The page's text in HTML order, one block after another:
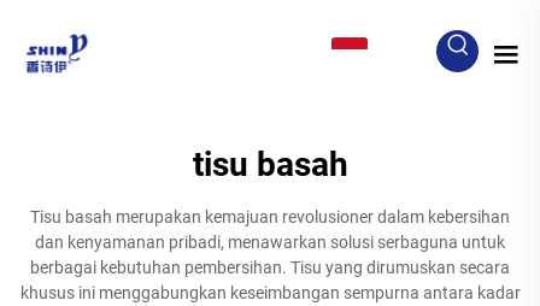
tisu basah
Tisu basah merupakan kemajuan revolusioner dalam kebersihan
dan kenyamanan pribadi, menawarkan solusi serbaguna untuk
berbagai kebutuhan pembersihan. Tisu yang dirumuskan secara
khusus ini menggabungkan keseimbangan sempurna antara kadar